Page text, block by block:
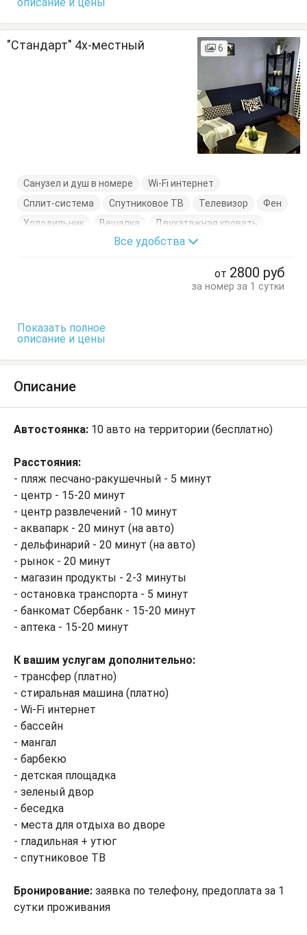
"Стандарт" 4х-местный 6
Санузел и душ в номере
Wi-Fi интернет
Сплит-система
Спутниковое ТВ Телевизор
Фен
Холодильник
Вешалка
Двухэтажная кровать
Журнальный столик
Все удобства
от 2800 руб
за номер за 1 сутки
Показать полное
описание и цены
Описание
Автостоянка: 10 авто на территории (бесплатно)
Расстояния:
- пляж песчано-ракушечный - 5 минут
- центр - 15-20 минут
- центр развлечений - 10 минут
- аквапарк - 20 минут (на авто)
- дельфинарий - 20 минут (на авто)
- рынок - 20 минут
- магазин продукты - 2-3 минуты
- остановка транспорта - 5 минут
- банкомат Сбербанк - 15-20 минут
- аптека - 15-20 минут
К вашим услугам дополнительно:
- трансфер (платно)
- стиральная машина (платно)
- Wi-Fi интернет
- бассейн
- мангал
- барбекю
- детская площадка
- зеленый двор
- беседка
- места для отдыха во дворе
- гладильная + утюг
- спутниковое ТВ
Бронирование: заявка по телефону, предоплата за 1
сутки проживания